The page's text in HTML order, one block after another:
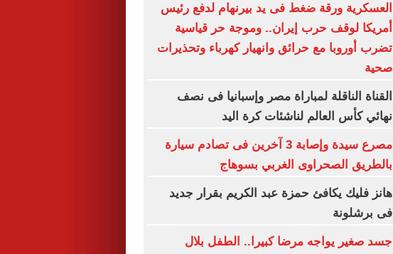
العسكرية ورقة ضغط فى يد بيرنهام لدفع رئيس
أمريكا لوقف حرب إيران.. وموجة حر قياسية
تضرب أوروبا مع حرائق وانهيار كهرباء وتحذيرات
صحية
القناة الناقلة لمباراة مصر وإسبانيا فى نصف
نهائي كأس العالم لناشئات كرة اليد
مصرع سيدة وإصابة 3 آخرين فى تصادم سيارة
بالطريق الصحراوى الغربي بسوهاج
هانز فليك يكافئ حمزة عبد الكريم بقرار جديد
فى برشلونة
جسد صغير يواجه مرضا كبيرا.. الطفل بلال